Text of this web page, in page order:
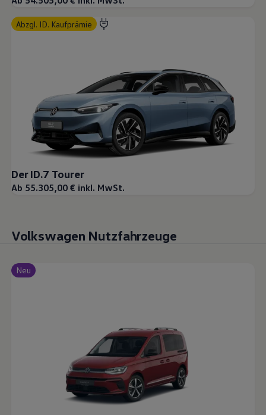
abzgl. ID. Kaufprämie
Der ID.7 Tourer
Ab 55.305,00 € inkl. MwSt.
Volkswagen Nutzfahrzeuge
Neu